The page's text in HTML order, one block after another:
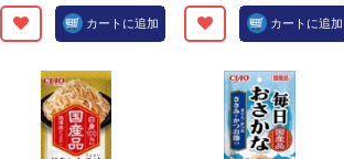
カートに追加 カートに追加